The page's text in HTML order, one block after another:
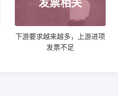
发票相关
下游要求越来越多，上游进项
发票不足